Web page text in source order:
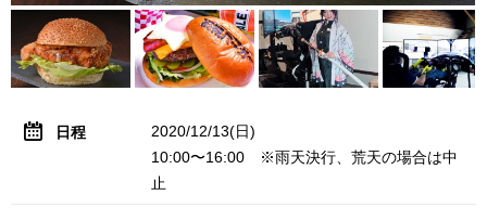
日程
2020/12/13(日)
10:00〜16:00 ※雨天決行、荒天の場合は中
止